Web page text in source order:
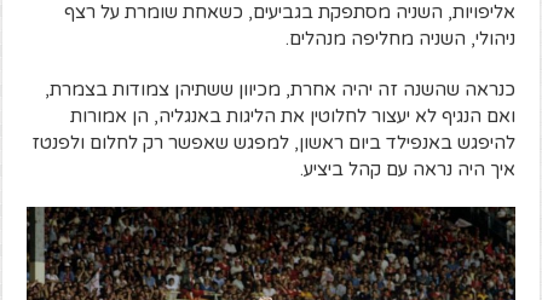
אליפויות, השניה מסתפקת בגביעים, כשאחת שומרת על רצף
ניהולי, השניה מחליפה מנהלים.
כנראה שהשנה זה יהיה אחרת, מכיוון ששתיהן צמודות בצמרת,
ואם הנגיף לא יעצור לחלוטין את הליגות באנגליה, הן אמורות
להיפגש באנפילד ביום ראשון, למפגש שאפשר רק לחלום ולפנטז
איך היה נראה עם קהל ביציע.